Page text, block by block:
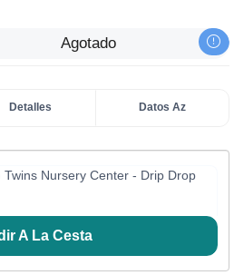
Agotado
Detalles Datos Az
Nursery Center - Drip Drop
A La Cesta